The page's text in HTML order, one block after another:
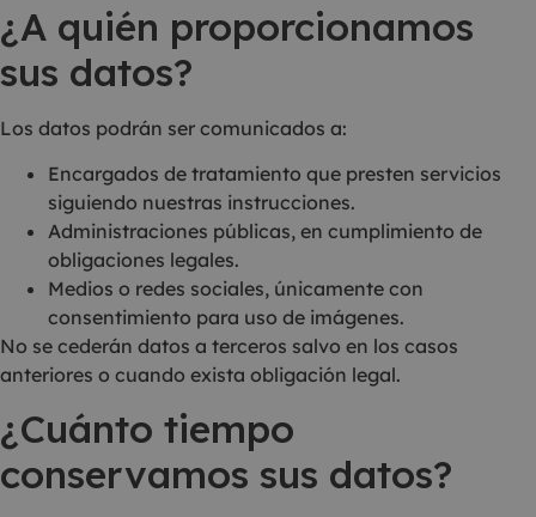
¿A quién proporcionamos
sus datos?
Los datos podrán ser comunicados a:
Encargados de tratamiento que presten servicios
siguiendo nuestras instrucciones.
Administraciones públicas, en cumplimiento de
obligaciones legales.
Medios o redes sociales, únicamente con
consentimiento para uso de imágenes.
No se cederán datos a terceros salvo en los casos
anteriores o cuando exista obligación legal.
¿Cuánto tiempo
conservamos sus datos?